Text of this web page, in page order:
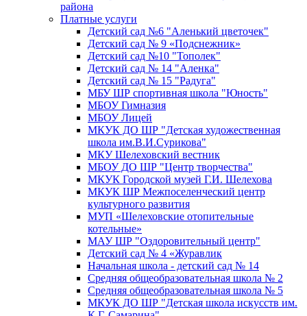
района
Платные услуги
Детский сад №6 "Аленький цветочек"
Детский сад № 9 «Подснежник»
Детский сад №10 "Тополек"
Детский сад № 14 "Аленка"
Детский сад № 15 "Радуга"
МБУ ШР спортивная школа "Юность"
МБОУ Гимназия
МБОУ Лицей
МКУК ДО ШР "Детская художественная
школа им.В.И.Сурикова"
МКУ Шелеховский вестник
МБОУ ДО ШР "Центр творчества"
МКУК Городской музей Г.И. Шелехова
МКУК ШР Межпоселенческий центр
культурного развития
МУП «Шелеховские отопительные
котельные»
МАУ ШР "Оздоровительный центр"
Детский сад № 4 «Журавлик
Начальная школа - детский сад № 14
Средняя общеобразовательная школа № 2
Средняя общеобразовательная школа № 5
МКУК ДО ШР "Детская школа искусств им.